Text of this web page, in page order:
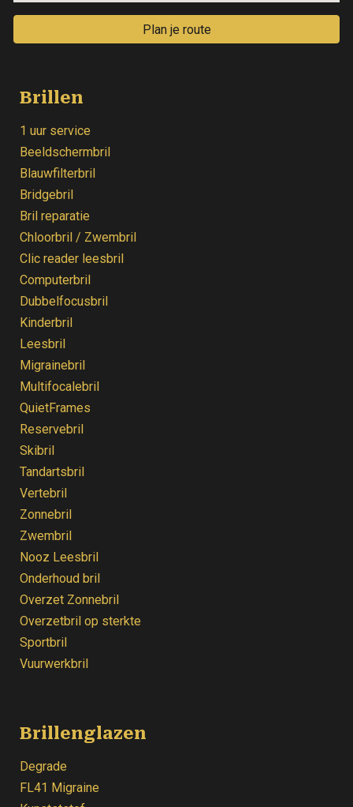
Plan je route
Brillen
1 uur service
Beeldschermbril
Blauwfilterbril
Bridgebril
Bril reparatie
Chloorbril / Zwembril
Clic reader leesbril
Computerbril
Dubbelfocusbril
Kinderbril
Leesbril
Migrainebril
Multifocalebril
QuietFrames
Reservebril
Skibril
Tandartsbril
Vertebril
Zonnebril
Zwembril
Nooz Leesbril
Onderhoud bril
Overzet Zonnebril
Overzetbril op sterkte
Sportbril
Vuurwerkbril
Brillenglazen
Degrade
FL41 Migraine